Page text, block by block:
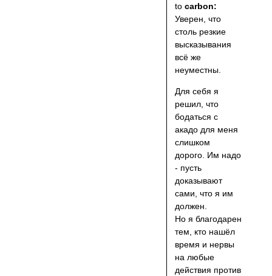
tocarbon:
Уверен, что
столь резкие
высказывания
всё же
неуместны.
Для себя я
решил, что
бодаться с
акадо для меня
слишком
дорого. Им надо
- пусть
доказывают
сами, что я им
должен.
Но я благодарен
тем, кто нашёл
время и нервы
на любые
действия против